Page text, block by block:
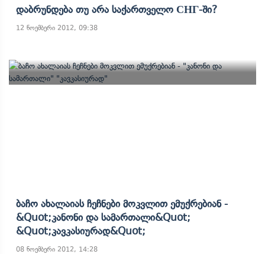
Დაბრუნდება Თუ Არა Საქართველო СНГ-Ში?
12 ნოემბერი 2012, 09:38
Ბაჩო Ახალაიას Ჩეჩნები Მოკვლით Ემუქრებიან -
&quot;კანონი Და Სამართალი&quot;
&quot;კავკასიურად&quot;
08 ნოემბერი 2012, 14:28